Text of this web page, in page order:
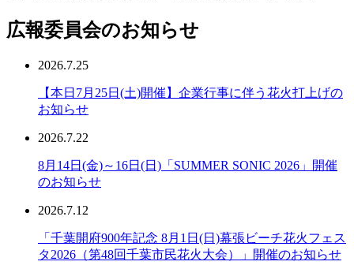
広報委員会のお知らせ
2026.7.25
【本日7月25日(土)開催】企業行事に伴う花火打上げの
お知らせ
2026.7.22
8月14日(金)～16日(日)「SUMMER SONIC 2026」開催
のお知らせ
2026.7.12
「千葉開府900年記念 8月1日(日)幕張ビーチ花火フェス
タ2026（第48回千葉市民花火大会）」開催のお知らせ